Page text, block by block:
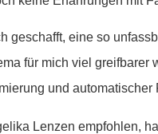
geschafft, eine so
für mich viel
und automatischer
Lenzen empfohlen,